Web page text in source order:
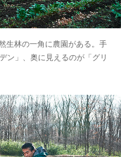
生林の一角に農園がある。手
ン」、奥に見えるのが「グリ